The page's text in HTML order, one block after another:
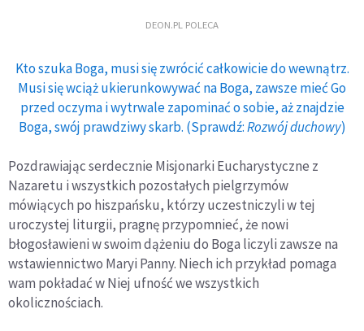
DEON.PL POLECA
Kto szuka Boga, musi się zwrócić całkowicie do wewnątrz.
Musi się wciąż ukierunkowywać na Boga, zawsze mieć Go
przed oczyma i wytrwale zapominać o sobie, aż znajdzie
Boga, swój prawdziwy skarb. (Sprawdź:Rozwój duchowy)
Pozdrawiając serdecznie Misjonarki Eucharystyczne z
Nazaretu i wszystkich pozostałych pielgrzymów
mówiących po hiszpańsku, którzy uczestniczyli w tej
uroczystej liturgii, pragnę przypomnieć, że nowi
błogosławieni w swoim dążeniu do Boga liczyli zawsze na
wstawiennictwo Maryi Panny. Niech ich przykład pomaga
wam pokładać w Niej ufność we wszystkich
okolicznościach.